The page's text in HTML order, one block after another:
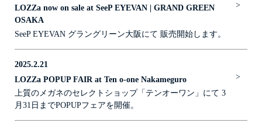
STORES
Online Store
Follow us on
LOZZa now on sale at SeeP EYEVAN | GRAND GREEN
OSAKA
SeeP EYEVAN グラングリーン大阪にて 販売開始します。
>
2025.2.21
LOZZa POPUP FAIR at Ten o-one Nakameguro
上質のメガネのセレクトショップ「テンオーワン」にて 3
月31日までPOPUPフェアを開催。
>